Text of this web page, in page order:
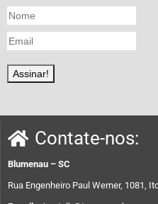
Contate-nos:
Blumenau – SC
Rua Engenheiro Paul Werner, 1081,